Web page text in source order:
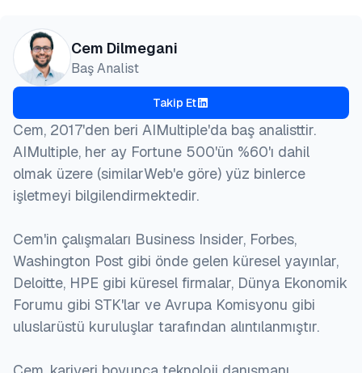
Cem Dilmegani
Baş Analist
Takip Et
Cem, 2017'den beri AIMultiple'da baş analisttir.
AIMultiple, her ay Fortune 500'ün %60'ı dahil
olmak üzere (similarWeb'e göre) yüz binlerce
işletmeyi bilgilendirmektedir.
Cem'in çalışmaları Business Insider, Forbes,
Washington Post gibi önde gelen küresel yayınlar,
Deloitte, HPE gibi küresel firmalar, Dünya Ekonomik
Forumu gibi STK'lar ve Avrupa Komisyonu gibi
uluslarüstü kuruluşlar tarafından alıntılanmıştır.